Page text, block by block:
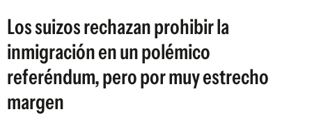
Los suizos rechazan prohibir la
inmigración en un polémico
referéndum, pero por muy estrecho
margen